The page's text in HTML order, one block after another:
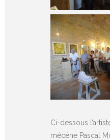
Ci-dessous
mécène Pascal